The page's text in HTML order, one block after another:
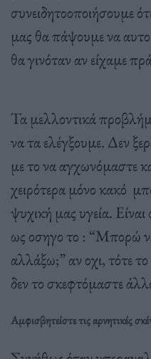
συνειδητοοποιήσουμε
μας θα πάψουμε να
θα γινόταν αν είχαμε
Τα μελλοντικά
να τα ελέγξουμε. Δεν
με το να αγχωνόμαστε
χειρότερα μόνο κακό
ψυχική μας υγεία.
ως οσηγο το : “Μπορώ
αλλάξω;” αν οχι, τότε
δεν το σκεφτόμαστε
Αμφισβητείστε τις αρνητικές